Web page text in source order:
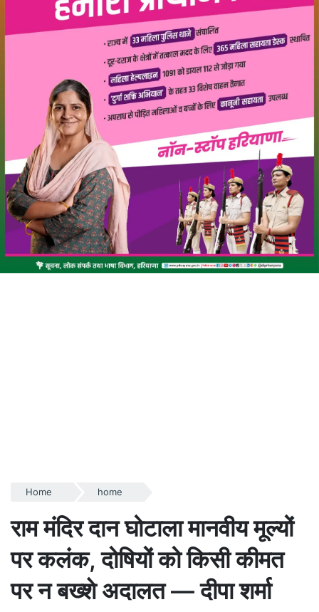
Home home
राम मंदिर दान घोटाला मानवीय मूल्यों
पर कलंक, दोषियों को किसी कीमत
पर न बख्शे अदालत — दीपा शर्मा